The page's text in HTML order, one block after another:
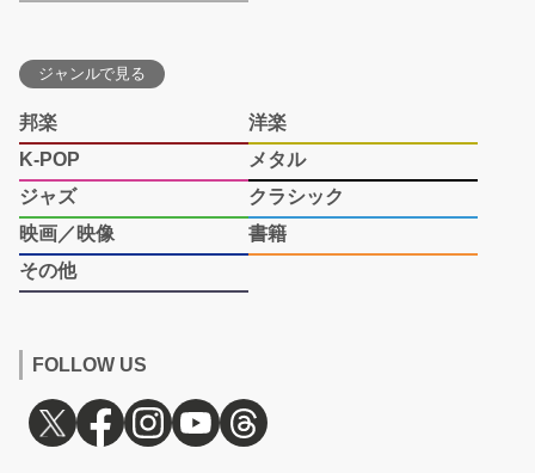
ジャンルで見る
邦楽
洋楽
K-POP
メタル
ジャズ
クラシック
映画／映像
書籍
その他
FOLLOW US